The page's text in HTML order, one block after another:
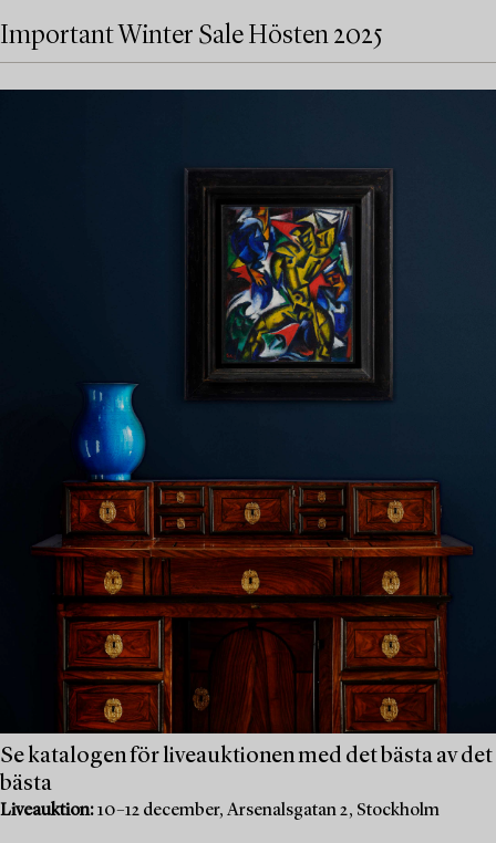
Important Winter Sale Hösten 2025
Se katalogen för liveauktionen med det bästa av det
bästa
Liveauktion:10–12 december, Arsenalsgatan 2, Stockholm